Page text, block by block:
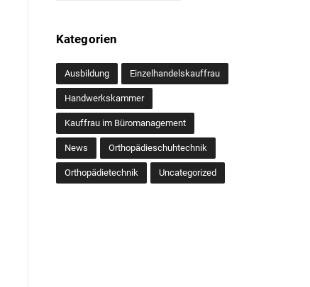
Kategorien
Ausbildung Einzelhandelskauffrau
Handwerkskammer
Kauffrau im Büromanagement
News Orthopädieschuhtechnik
Orthopädietechnik Uncategorized